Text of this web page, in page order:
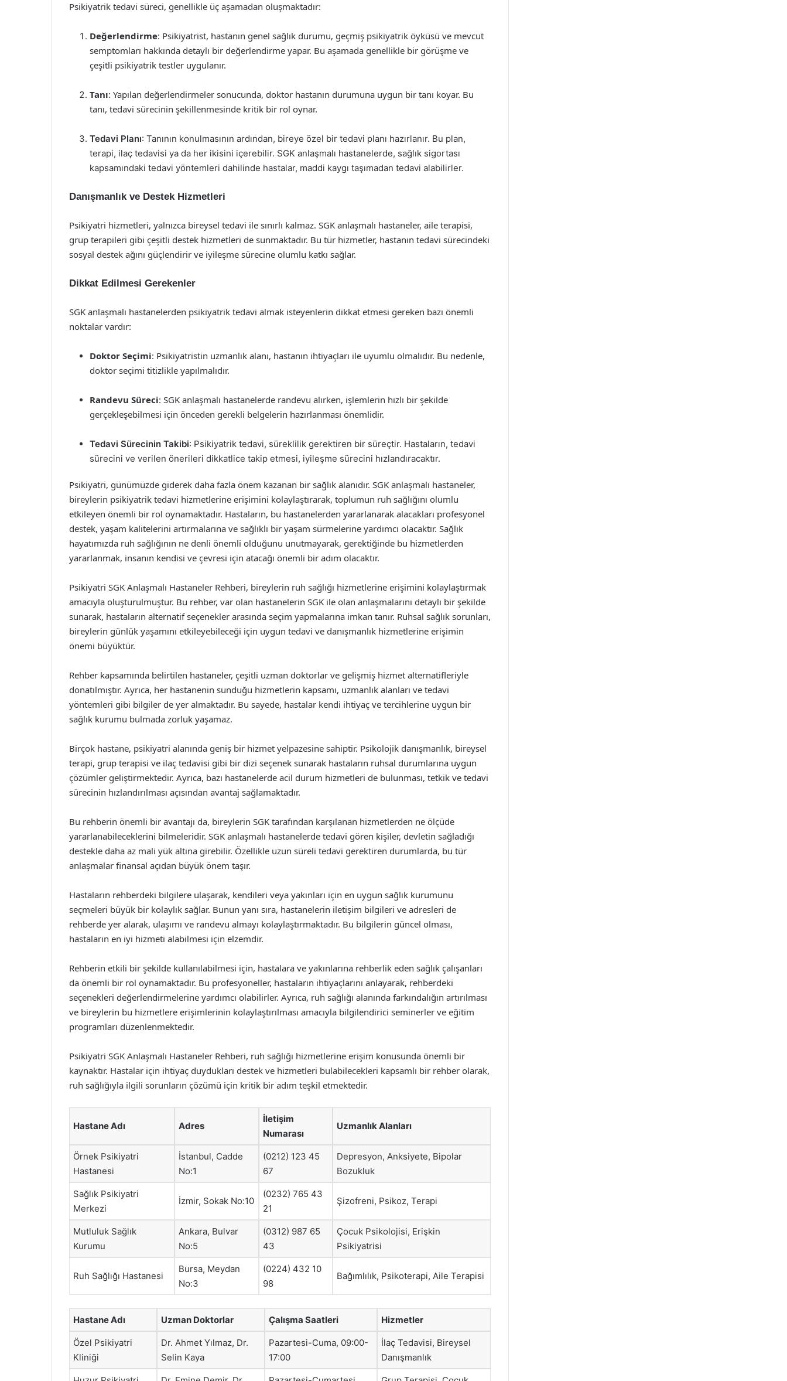
Psikiyatrik tedavi süreci, genellikle üç aşamadan oluşmaktadır:
Değerlendirme: Psikiyatrist, hastanın genel sağlık durumu, geçmiş psikiyatrik öyküsü ve mevcut
semptomları hakkında detaylı bir değerlendirme yapar. Bu aşamada genellikle bir görüşme ve
çeşitli psikiyatrik testler uygulanır.
Tanı: Yapılan değerlendirmeler sonucunda, doktor hastanın durumuna uygun bir tanı koyar. Bu
tanı, tedavi sürecinin şekillenmesinde kritik bir rol oynar.
Tedavi Planı: Tanının konulmasının ardından, bireye özel bir tedavi planı hazırlanır. Bu plan,
terapi, ilaç tedavisi ya da her ikisini içerebilir. SGK anlaşmalı hastanelerde, sağlık sigortası
kapsamındaki tedavi yöntemleri dahilinde hastalar, maddi kaygı taşımadan tedavi alabilirler.
Danışmanlık ve Destek Hizmetleri
Psikiyatri hizmetleri, yalnızca bireysel tedavi ile sınırlı kalmaz. SGK anlaşmalı hastaneler, aile terapisi,
grup terapileri gibi çeşitli destek hizmetleri de sunmaktadır. Bu tür hizmetler, hastanın tedavi sürecindeki
sosyal destek ağını güçlendirir ve iyileşme sürecine olumlu katkı sağlar.
Dikkat Edilmesi Gerekenler
SGK anlaşmalı hastanelerden psikiyatrik tedavi almak isteyenlerin dikkat etmesi gereken bazı önemli
noktalar vardır:
Doktor Seçimi: Psikiyatristin uzmanlık alanı, hastanın ihtiyaçları ile uyumlu olmalıdır. Bu nedenle,
doktor seçimi titizlikle yapılmalıdır.
Randevu Süreci: SGK anlaşmalı hastanelerde randevu alırken, işlemlerin hızlı bir şekilde
gerçekleşebilmesi için önceden gerekli belgelerin hazırlanması önemlidir.
Tedavi Sürecinin Takibi: Psikiyatrik tedavi, süreklilik gerektiren bir süreçtir. Hastaların, tedavi
sürecini ve verilen önerileri dikkatlice takip etmesi, iyileşme sürecini hızlandıracaktır.
Psikiyatri, günümüzde giderek daha fazla önem kazanan bir sağlık alanıdır. SGK anlaşmalı hastaneler,
bireylerin psikiyatrik tedavi hizmetlerine erişimini kolaylaştırarak, toplumun ruh sağlığını olumlu
etkileyen önemli bir rol oynamaktadır. Hastaların, bu hastanelerden yararlanarak alacakları profesyonel
destek, yaşam kalitelerini artırmalarına ve sağlıklı bir yaşam sürmelerine yardımcı olacaktır. Sağlık
hayatımızda ruh sağlığının ne denli önemli olduğunu unutmayarak, gerektiğinde bu hizmetlerden
yararlanmak, insanın kendisi ve çevresi için atacağı önemli bir adım olacaktır.
Psikiyatri SGK Anlaşmalı Hastaneler Rehberi, bireylerin ruh sağlığı hizmetlerine erişimini kolaylaştırmak
amacıyla oluşturulmuştur. Bu rehber, var olan hastanelerin SGK ile olan anlaşmalarını detaylı bir şekilde
sunarak, hastaların alternatif seçenekler arasında seçim yapmalarına imkan tanır. Ruhsal sağlık sorunları,
bireylerin günlük yaşamını etkileyebileceği için uygun tedavi ve danışmanlık hizmetlerine erişimin
önemi büyüktür.
Rehber kapsamında belirtilen hastaneler, çeşitli uzman doktorlar ve gelişmiş hizmet alternatifleriyle
donatılmıştır. Ayrıca, her hastanenin sunduğu hizmetlerin kapsamı, uzmanlık alanları ve tedavi
yöntemleri gibi bilgiler de yer almaktadır. Bu sayede, hastalar kendi ihtiyaç ve tercihlerine uygun bir
sağlık kurumu bulmada zorluk yaşamaz.
Birçok hastane, psikiyatri alanında geniş bir hizmet yelpazesine sahiptir. Psikolojik danışmanlık, bireysel
terapi, grup terapisi ve ilaç tedavisi gibi bir dizi seçenek sunarak hastaların ruhsal durumlarına uygun
çözümler geliştirmektedir. Ayrıca, bazı hastanelerde acil durum hizmetleri de bulunması, tetkik ve tedavi
sürecinin hızlandırılması açısından avantaj sağlamaktadır.
Bu rehberin önemli bir avantajı da, bireylerin SGK tarafından karşılanan hizmetlerden ne ölçüde
yararlanabileceklerini bilmeleridir. SGK anlaşmalı hastanelerde tedavi gören kişiler, devletin sağladığı
destekle daha az mali yük altına girebilir. Özellikle uzun süreli tedavi gerektiren durumlarda, bu tür
anlaşmalar finansal açıdan büyük önem taşır.
Hastaların rehberdeki bilgilere ulaşarak, kendileri veya yakınları için en uygun sağlık kurumunu
seçmeleri büyük bir kolaylık sağlar. Bunun yanı sıra, hastanelerin iletişim bilgileri ve adresleri de
rehberde yer alarak, ulaşımı ve randevu almayı kolaylaştırmaktadır. Bu bilgilerin güncel olması,
hastaların en iyi hizmeti alabilmesi için elzemdir.
Rehberin etkili bir şekilde kullanılabilmesi için, hastalara ve yakınlarına rehberlik eden sağlık çalışanları
da önemli bir rol oynamaktadır. Bu profesyoneller, hastaların ihtiyaçlarını anlayarak, rehberdeki
seçenekleri değerlendirmelerine yardımcı olabilirler. Ayrıca, ruh sağlığı alanında farkındalığın artırılması
ve bireylerin bu hizmetlere erişimlerinin kolaylaştırılması amacıyla bilgilendirici seminerler ve eğitim
programları düzenlenmektedir.
Psikiyatri SGK Anlaşmalı Hastaneler Rehberi, ruh sağlığı hizmetlerine erişim konusunda önemli bir
kaynaktır. Hastalar için ihtiyaç duydukları destek ve hizmetleri bulabilecekleri kapsamlı bir rehber olarak,
ruh sağlığıyla ilgili sorunların çözümü için kritik bir adım teşkil etmektedir.
Hastane Adı Adres
İletişim
Numarası
Uzmanlık Alanları
Örnek Psikiyatri
Hastanesi
İstanbul, Cadde
No:1
(0212) 123 45
67
Depresyon, Anksiyete, Bipolar
Bozukluk
Sağlık Psikiyatri
Merkezi
İzmir, Sokak No:10
(0232) 765 43
21
Şizofreni, Psikoz, Terapi
Mutluluk Sağlık
Kurumu
Ankara, Bulvar
No:5
(0312) 987 65
43
Çocuk Psikolojisi, Erişkin
Psikiyatrisi
Ruh Sağlığı Hastanesi
Bursa, Meydan
No:3
(0224) 432 10
98
Bağımlılık, Psikoterapi, Aile Terapisi
Hastane Adı Uzman Doktorlar Çalışma Saatleri Hizmetler
Özel Psikiyatri
Kliniği
Dr. Ahmet Yılmaz, Dr.
Selin Kaya
Pazartesi-Cuma, 09:00-
17:00
İlaç Tedavisi, Bireysel
Danışmanlık